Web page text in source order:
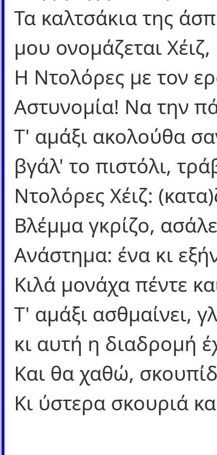
Τα καλτσάκια της
μου ονομάζεται
Η Ντολόρες με τον
Αστυνομία! Να την
Τ' αμάξι ακολούθα
βγάλ' το πιστόλι,
Ντολόρες Χέιζ:
Βλέμμα γκρίζο,
Ανάστημα: ένα κι
Κιλά μονάχα πέντε
Τ' αμάξι ασθμαίνει,
κι αυτή η διαδρομή
Και θα χαθώ,
Κι ύστερα σκουριά